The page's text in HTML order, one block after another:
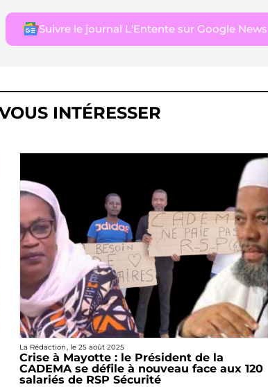
Suivre le journal L'Entente sur Google News
INTÉRESSER
La Rédaction, le 25 août 2025
Crise à Mayotte : le Président de la
CADEMA se défile à nouveau face aux 120
salariés de RSP Sécurité